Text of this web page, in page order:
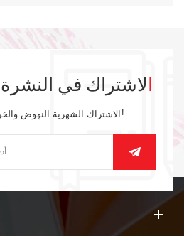
الاشتراك في النشرة
الاشتراك الشهرية النهوض والخروج منتج آخر الأخبار!